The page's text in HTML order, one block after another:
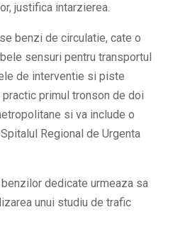
justifica intarzierea.
benzi de circulatie, cate o
sensuri pentru transportul
de interventie si piste
primul tronson de doi
si va include o
Regional de Urgenta
dedicate urmeaza sa
unui studiu de trafic